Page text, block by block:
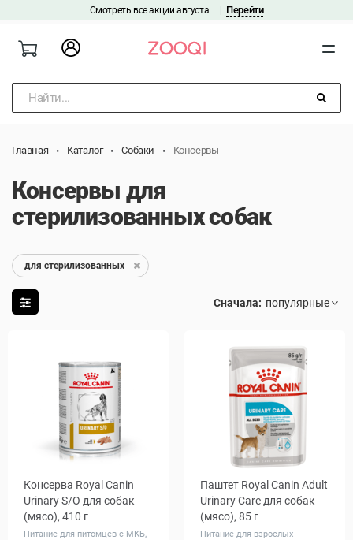
Смотреть все акции августа. Перейти
Найти...
Главная Каталог Собаки Консервы
Консервы для
стерилизованных собак
для стерилизованных
Сначала:
Консерва Royal Canin
Urinary S/O для собак
(мясо), 410 г
Питание для питомцев с МКБ,
Паштет Royal Canin Adult
Urinary Care для собак
(мясо), 85 г
Питание для взрослых